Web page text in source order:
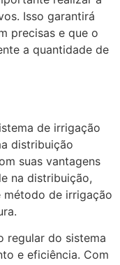
Isso garantirá
precisas e que o
a quantidade de
de irrigação
distribuição
suas vantagens
na distribuição,
método de irrigação
regular do sistema
e eficiência. Com